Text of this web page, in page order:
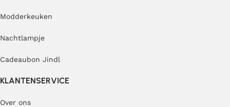
Modderkeuken
Nachtlampje
Cadeaubon Jindl
KLANTENSERVICE
Over ons